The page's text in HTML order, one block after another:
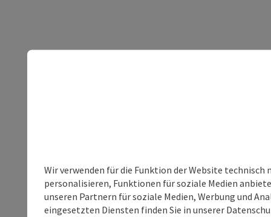
Wir verwenden für die Funktion der Website
personalisieren, Funktionen für soziale Medien
unseren Partnern für soziale Medien, Werbung und
eingesetzten Diensten finden Sie in unserer